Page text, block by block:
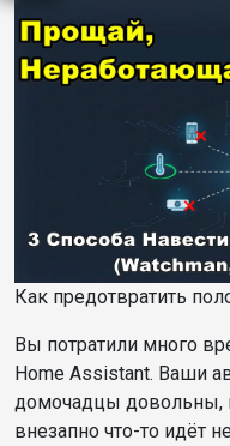
Как предотвратить
Вы потратили много
Home Assistant. Ваши
домочадцы довольны,
внезапно что-то идёт